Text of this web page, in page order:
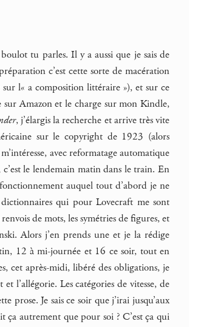
tu parles. Il y a aussi que je sais de
c’est cette sorte de macération
l« a composition littéraire »), et sur ce
sur Amazon et le charge sur mon Kindle,
, j’élargis la recherche et arrive très vite
sur le copyright de 1923 (alors
avec reformatage automatique
le lendemain matin dans le train. En
auquel tout d’abord je ne
qui pour Lovecraft me sont
de mots, les symétries de figures, et
Alors j’en prends une et je la rédige
12 à mi-journée et 16 ce soir, tout en
cet après-midi, libéré des obligations, je
l’allégorie. Les catégories de vitesse, de
prose. Je sais ce soir que j’irai jusqu’aux
autrement que pour soi ? C’est ça qui